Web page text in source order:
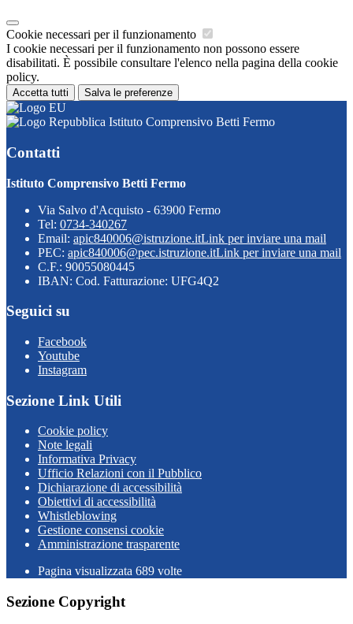
Cookie necessari per il funzionamento
I cookie necessari per il funzionamento non possono essere
disabilitati. È possibile consultare l'elenco nella pagina della cookie
policy.
Accetta tutti Salva le preferenze
Istituto Comprensivo Betti Fermo
Contatti
Istituto Comprensivo Betti Fermo
Via Salvo d'Acquisto - 63900 Fermo
Tel: 0734-340267
Email: apic840006@istruzione.itLink per inviare una mail
PEC: apic840006@pec.istruzione.itLink per inviare una mail
C.F.: 90055080445
IBAN: Cod. Fatturazione: UFG4Q2
Seguici su
Facebook
Youtube
Instagram
Sezione Link Utili
Cookie policy
Note legali
Informativa Privacy
Ufficio Relazioni con il Pubblico
Dichiarazione di accessibilità
Obiettivi di accessibilità
Whistleblowing
Gestione consensi cookie
Amministrazione trasparente
Pagina visualizzata 689 volte
Sezione Copyright